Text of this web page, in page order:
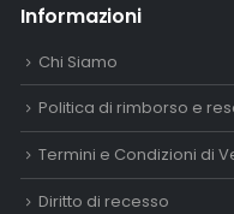
Informazioni
Chi Siamo
Politica di rimborso e
Termini e Condizioni di
Diritto di recesso